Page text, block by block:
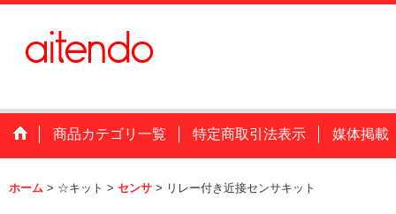
商品カテゴリ一覧 特定商取引法表示 媒体掲載
ホーム > ☆キット > センサ > リレー付き近接センサキット